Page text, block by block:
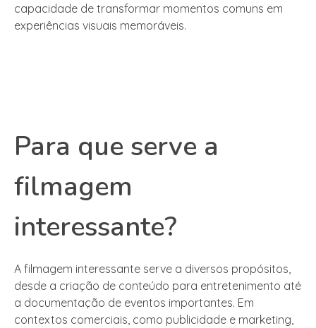
capacidade de transformar momentos comuns em
experiências visuais memoráveis.
Para que serve a
filmagem
interessante?
A filmagem interessante serve a diversos propósitos,
desde a criação de conteúdo para entretenimento até
a documentação de eventos importantes. Em
contextos comerciais, como publicidade e marketing,